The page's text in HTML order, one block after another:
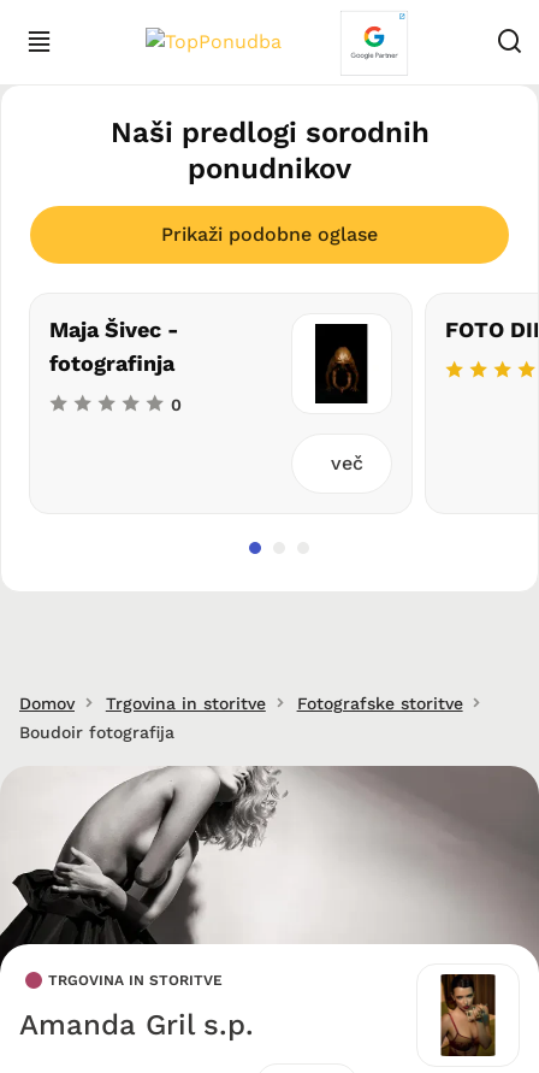
Naši predlogi sorodnih
ponudnikov
Prikaži podobne oglase
Maja Šivec -
fotografinja
0
več
FOTO
Domov Trgovina in storitve
Fotografske storitve
Boudoir fotografija
TRGOVINA IN STORITVE
Amanda Gril s.p.